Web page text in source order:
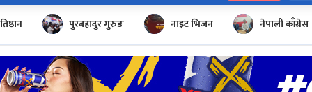
पुरबहादुर गुरुङ नाइट भिजन नेपाली काँग्रेस